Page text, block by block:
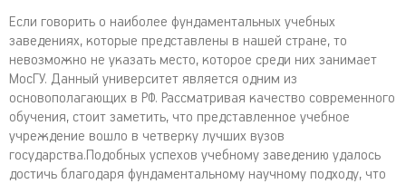
Если говорить о наиболее фундаментальных учебных
заведениях, которые представлены в нашей стране, то
невозможно не указать место, которое среди них занимает
МосГУ. Данный университет является одним из
основополагающих в РФ. Рассматривая качество современного
обучения, стоит заметить, что представленное учебное
учреждение вошло в четверку лучших вузов
государства.Подобных успехов учебному заведению удалось
достичь благодаря фундаментальному научному подходу, что